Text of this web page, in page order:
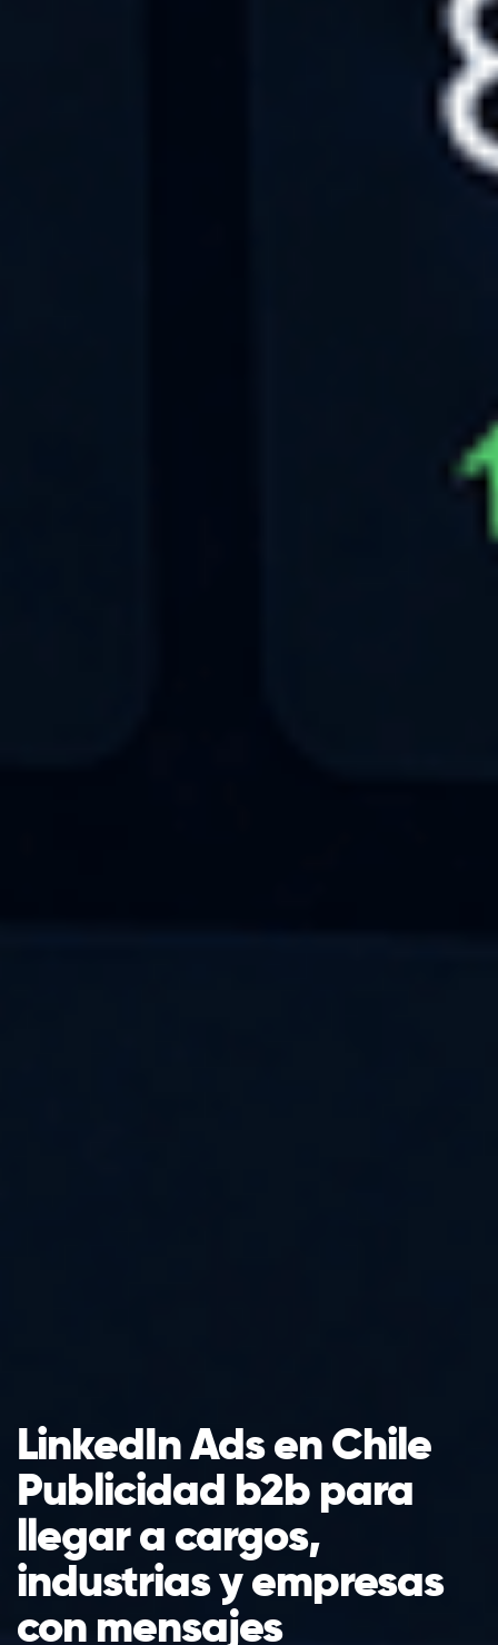
LinkedIn Ads en Chile
Publicidad b2b para
llegar a cargos,
industrias y empresas
con mensajes